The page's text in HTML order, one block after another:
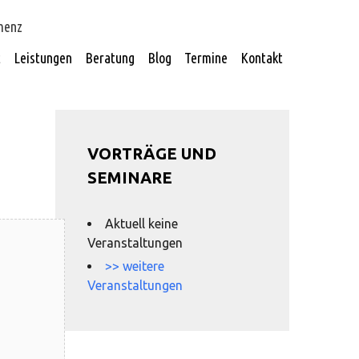
Leistungen Beratung Blog Termine Kontakt
VORTRÄGE UND
SEMINARE
Aktuell keine
Veranstaltungen
>> weitere
Veranstaltungen